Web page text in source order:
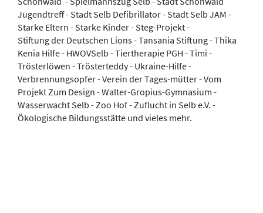
Jugendtreff - Stadt Selb Defibrillator - Stadt Selb JAM -
Starke Eltern - Starke Kinder - Steg-Projekt -
Stiftung der Deutschen Lions - Tansania Stiftung - Thika
Kenia Hilfe - HWOVSelb - Tiertherapie PGH - Timi -
Trösterlöwen - Trösterteddy - Ukraine-Hilfe -
Verbrennungsopfer - Verein der Tages-mütter - Vom
Projekt Zum Design - Walter-Gropius-Gymnasium -
Wasserwacht Selb - Zoo Hof - Zuflucht in Selb e.V. -
Ökologische Bildungsstätte und vieles mehr.